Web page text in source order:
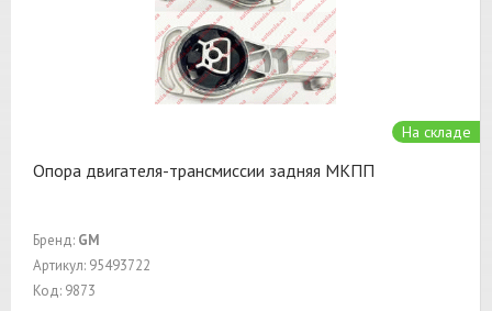
На складе
Опора двигателя-трансмиссии задняя МКПП
Бренд: GM
Артикул: 95493722
Код: 9873